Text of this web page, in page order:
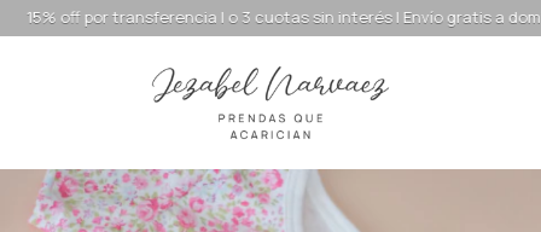
por transferencia | o 3 cuotas sin interés | Envío gratis a domicilio